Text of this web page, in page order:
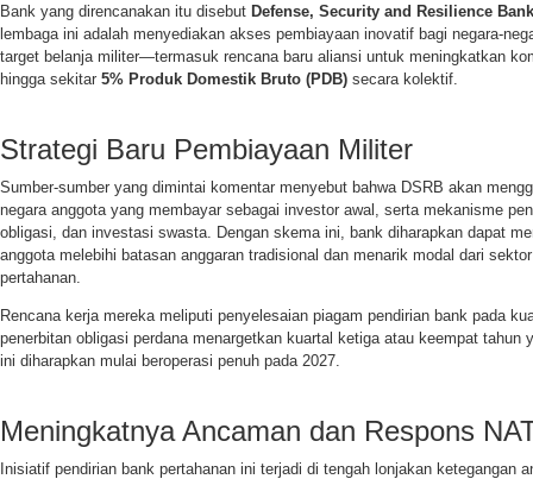
Bank yang direncanakan itu disebut Defense, Security and Resilience
lembaga ini adalah menyediakan akses pembiayaan inovatif bagi negara-
target belanja militer—termasuk rencana baru aliansi untuk meningkatkan
hingga sekitar 5% Produk Domestik Bruto (PDB) secara kolektif.
Strategi Baru Pembiayaan Militer
Sumber-sumber yang dimintai komentar menyebut bahwa DSRB akan
negara anggota yang membayar sebagai investor awal, serta mekanisme
obligasi, dan investasi swasta. Dengan skema ini, bank diharapkan dapat
anggota melebihi batasan anggaran tradisional dan menarik modal dari
pertahanan.
Rencana kerja mereka meliputi penyelesaian piagam pendirian bank pada
penerbitan obligasi perdana menargetkan kuartal ketiga atau keempat tahun
ini diharapkan mulai beroperasi penuh pada 2027.
Meningkatnya Ancaman dan Respons
Inisiatif pendirian bank pertahanan ini terjadi di tengah lonjakan ketegangan